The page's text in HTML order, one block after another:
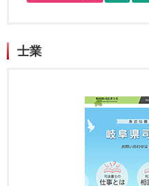
士業